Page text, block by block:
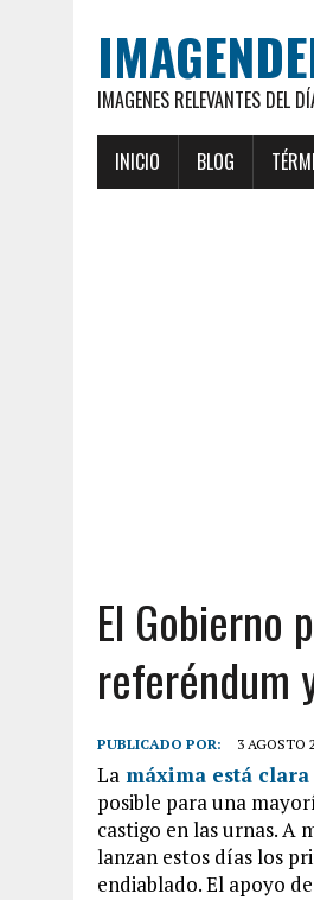
IMAGENES RELEVANTES DEL
INICIO BLOG
El Gobierno
referéndum
PUBLICADO POR: 3 AGOSTO
La máxima está
posible para una
castigo en las urnas. A
lanzan estos días los
endiablado. El apoyo